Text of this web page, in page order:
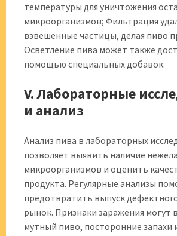
температуры для уничтожения
микроорганизмов; Фильтрация
взвешенные частицы, делая пиво
Осветление пива может также
помощью специальных добавок.
V. Лабораторные
и анализ
Анализ пива в лабораторных
позволяет выявить наличие
микроорганизмов и оценить
продукта. Регулярные анализы
предотвратить выпуск
рынок. Признаки заражения могут
мутный пиво, посторонние запахи